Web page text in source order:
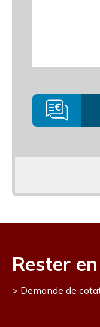
Rester
Demande de